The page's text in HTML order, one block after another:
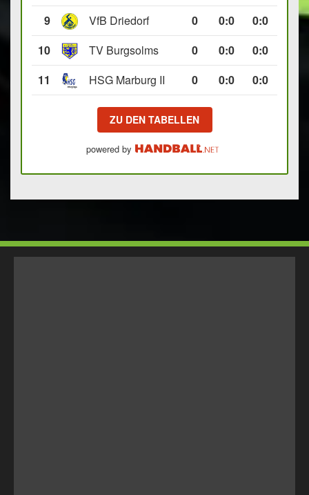
9
VfB Driedorf 0 0:0
0:0
10
TV Burgsolms 0 0:0
0:0
11
HSG Marburg II 0 0:0 0:0
ZU DEN TABELLEN
powered by